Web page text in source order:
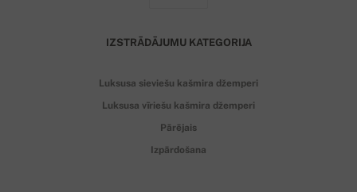
IZSTRĀDĀJUMU KATEGORIJA
Luksusa sieviešu kašmira džemperi
Luksusa vīriešu kašmira džemperi
Pārējais
Izpārdošana